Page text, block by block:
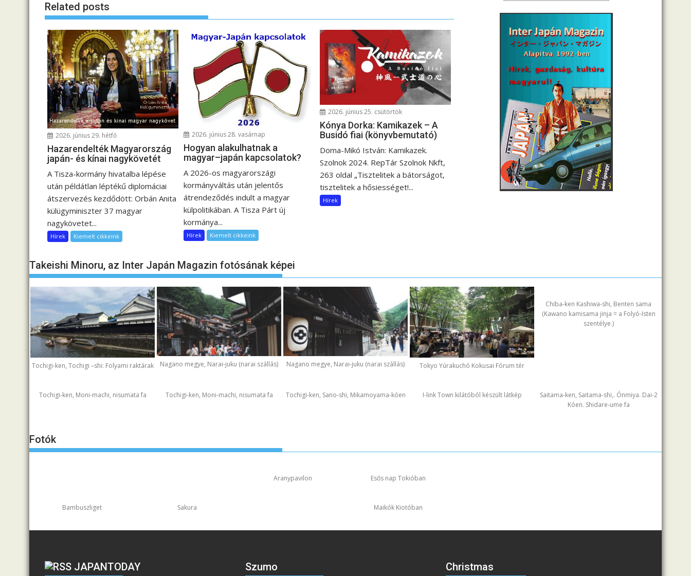
e
g
y
z
é
s
n
a
v
i
g
á
c
i
ó
Related posts
2026. június 29. hétfő
Hazarendelték Magyarország
japán- és kínai nagykövetét
A Tisza-kormány hivatalba lépése
után példátlan léptékű diplomáciai
átszervezés kezdődött: Orbán Anita
külügyminiszter 37 magyar
nagykövetet...
Hírek Kiemelt cikkeink
2026. június 28. vasárnap
Hogyan alakulhatnak a
magyar–japán kapcsolatok?
A 2026-os magyarországi
kormányváltás után jelentős
átrendeződés indult a magyar
külpolitikában. A Tisza Párt új
kormánya...
Hírek Kiemelt cikkeink
2026. június 25. csütörtök
Kónya Dorka: Kamikazek – A
Busidó fiai (könyvbemutató)
Doma-Mikó István: Kamikazek.
Szolnok 2024. RepTár Szolnok Nkft,
263 oldal „Tisztelitek a bátorságot,
tisztelitek a hősiességet!...
Hírek
Takeishi Minoru, az Inter Japán Magazin fotósának képei
Tochigi-ken, Tochigi –shi: Folyami raktárak Nagano megye, Narai-juku (narai szállás) Nagano megye, Narai-juku (narai szállás) Tokyo Yúrakuchó Kokusai Fórum tér
Chiba-ken Kashiwa-shi, Benten sama
(Kawano kamisama jinja = a Folyó-Isten
szentélye.)
Tochigi-ken, Moni-machi, nisumata fa Tochigi-ken, Moni-machi, nisumata fa Tochigi-ken, Sano-shi, Mikamoyama-kóen I-link Town kilátóból készült látkép
Saitama-ken, Saitama-shi,. Ónmiya. Dai-2
Kóen. Shidare-ume fa
Fotók
Aranypavilon Esős nap Tokióban
Bambuszliget Sakura Maikók Kiotóban
JAPANTODAY Szumo Christmas